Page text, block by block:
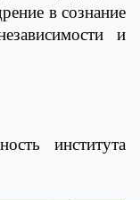
в сознание
и
института